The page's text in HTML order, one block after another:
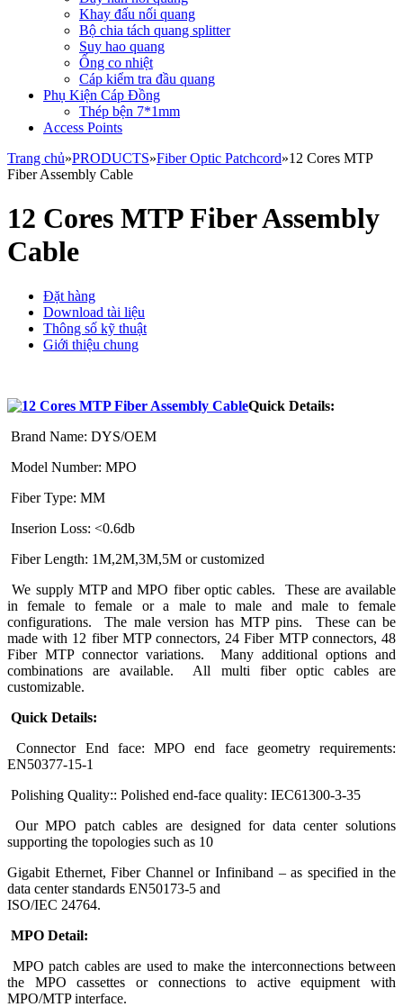
Khay đấu nối quang
Bộ chia tách quang splitter
Suy hao quang
Ống co nhiệt
Cáp kiểm tra đầu quang
Phụ Kiện Cáp Đồng
Thép bện 7*1mm
Access Points
Trang chủ»PRODUCTS»Fiber Optic Patchcord»12 Cores MTP
Fiber Assembly Cable
12 Cores MTP Fiber Assembly
Cable
Đặt hàng
Download tài liệu
Thông số kỹ thuật
Giới thiệu chung
Quick Details:
Brand Name: DYS/OEM
Model Number: MPO
Fiber Type: MM
Inserion Loss: <0.6db
Fiber Length: 1M,2M,3M,5M or customized
We supply MTP and MPO fiber optic cables. These are available
in female to female or a male to male and male to female
configurations. The male version has MTP pins. These can be
made with 12 fiber MTP connectors, 24 Fiber MTP connectors, 48
Fiber MTP connector variations. Many additional options and
combinations are available. All multi fiber optic cables are
customizable.
Quick Details:
Connector End face: MPO end face geometry requirements:
EN50377-15-1
Polishing Quality:: Polished end-face quality: IEC61300-3-35
Our MPO patch cables are designed for data center solutions
supporting the topologies such as 10
Gigabit Ethernet, Fiber Channel or Infiniband – as specified in the
data center standards EN50173-5 and
ISO/IEC 24764.
MPO Detail:
MPO patch cables are used to make the interconnections between
the MPO cassettes or connections to active equipment with
MPO/MTP interface.